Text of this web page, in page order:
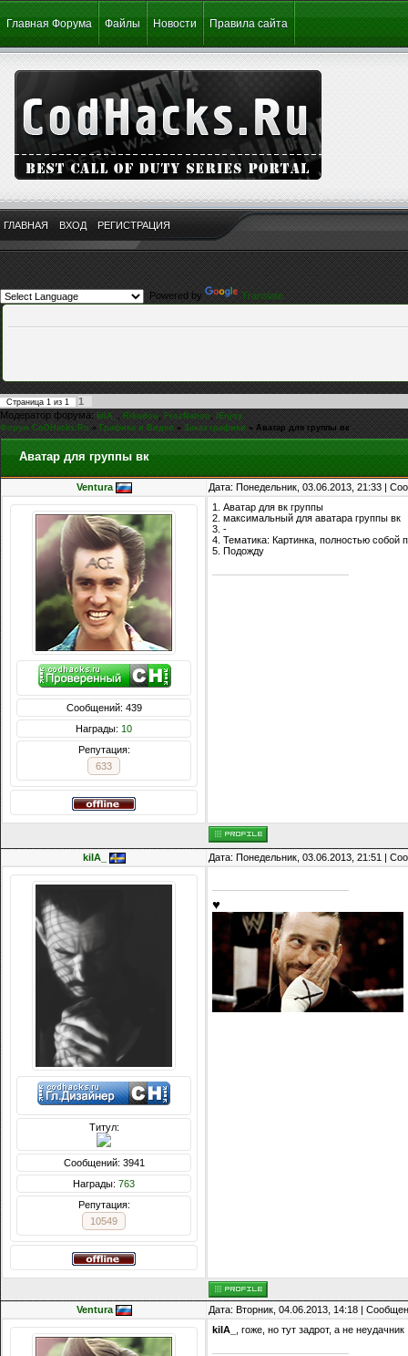
Главная Форума Файлы Новости Правила сайта
ГЛАВНАЯ ВХОД РЕГИСТРАЦИЯ
Powered by Translate
Страница 1 из 1
1
Модератор форума: kiIA_, Rikudou, FrozNation,iEnjoy
Форум CoDHacks.Ru » Графика и Видео » Заказ графики » Аватар для группы вк
Аватар для группы вк
Ventura Дата: Понедельник, 03.06.2013, 21:33 |
Сообщений: 439
Награды: 10
Репутация:
633
1. Аватар для вк группы
2. максимальный для аватара группы вк
3. -
4. Тематика: Картинка, полностью
5. Подожду
kiIA_ Дата: Понедельник, 03.06.2013, 21:51 |
Титул:
Сообщений: 3941
Награды: 763
Репутация:
10549
♥
Ventura Дата: Вторник, 04.06.2013, 14:18 |
kiIA_ , гоже, но тут задрот, а не неудачник